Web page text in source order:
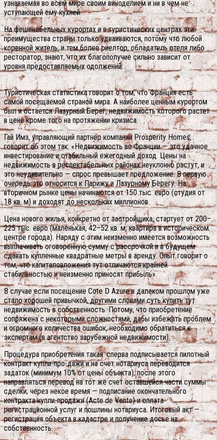
узнаваемая во всем мире своим виноделием и ни в чем не
уступающей ему кухней.
На фешенебельных курортах и в туристических центрах эти
преимущества страны только удваиваются, потому что любой
коренной житель, и тем более риелтор, обладатель отеля либо
ресторатор, знают, что их благополучие сильно зависит от
уровня предоставляемых одолжений.
Туристическая статистика говорит о том, что Франция есть
самой посещаемой страной мира. А наиболее ценным курортом
был и остается Лазурный Берег, недвижимость которого растет
в цене кроме того на протяжении кризиса.
Гай Имз, управляющий партнер компании Prosperity Homes,
говорит об этом так: «Недвижимость во Франции — это удачное
инвестирование и стабильный ежегодный доход. Цены на
недвижимость в респектабельных районах неуклонно растут, и
это неудивительно — спрос превышает предложение. В первую
очередь это относится к Парижу и Лазурному Берегу. На
вторичном рынке цены начинаются от 150 тыс. евро (студия от
18 кв. м) и доходят до нескольких миллионов.
Цена нового жилья, конкретно от застройщика, стартует от 200–
225 тыс. евро (маленькая, 42–52 кв. м, квартира в историческом
центре города). Наряду с этим неизменно имеется возможность
выплачивать оговоренную сумму с рассрочкой и в будущем
сдавать купленные квадратные метры в аренду. Опыт говорит о
том, что капиталовложения тут отличаются крайней
стабильностью и неизменно приносят прибыль».
В случае если посещение Cote D Azure в далеком прошлом уже
стало хорошей привычкой, другими словами суть купить тут
недвижимость в собственность. Потому, что приобретение
сопряжена с некоторыми сложностями, дабы избежать проблем
и огромного количества ошибок, необходимо обратиться к
экспертам (в агентство зарубежной недвижимости).
Процедура приобретения такая: сперва подписывается пилотный
контракт купли-про-дажи и на счет нотариуса переводится
задаток (минимум 10% от цены объекта); после этого
направляться перевод на тот же счет оставшейся части суммы
сделки; через некое время — подписание окончательного
контракта купли-продажи (Acte de Vente) и оплата
регистрационной услуг и пошлины нотариуса. Итоговый акт —
регистрация объекта в кадастре и получение досье на
собственность.